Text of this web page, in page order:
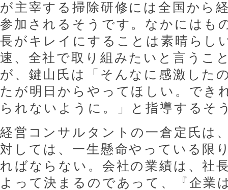
が主宰する掃除研修には全国から
参加されるそうです。なかにはも
長がキレイにすることは素晴らし
速、全社で取り組みたいと言うこ
が、鍵山氏は「そんなに感激した
たが明日からやってほしい。でき
られないように。」と指導するそ
経営コンサルタントの一倉定氏は
対しては、一生懸命やっている限
ればならない。会社の業績は、社
よって決まるのであって、『企業